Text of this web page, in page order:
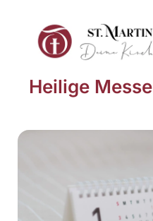
Heilige Messe